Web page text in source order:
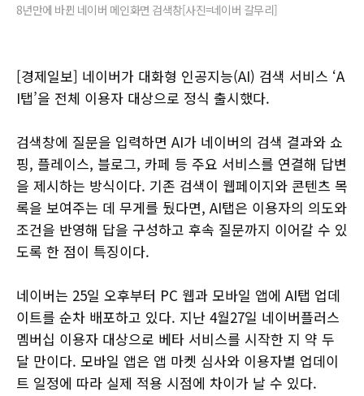
8년만에 바뀐 네이버 메인화면 검색창[사진=네이버 갈무리]
[경제일보] 네이버가 대화형 인공지능(AI) 검색 서비스 ‘A
I탭’을 전체 이용자 대상으로 정식 출시했다.
검색창에 질문을 입력하면 AI가 네이버의 검색 결과와 쇼
핑, 플레이스, 블로그, 카페 등 주요 서비스를 연결해 답변
을 제시하는 방식이다. 기존 검색이 웹페이지와 콘텐츠 목
록을 보여주는 데 무게를 뒀다면, AI탭은 이용자의 의도와
조건을 반영해 답을 구성하고 후속 질문까지 이어갈 수 있
도록 한 점이 특징이다.
네이버는 25일 오후부터 PC 웹과 모바일 앱에 AI탭 업데
이트를 순차 배포하고 있다. 지난 4월27일 네이버플러스
멤버십 이용자 대상으로 베타 서비스를 시작한 지 약 두
달 만이다. 모바일 앱은 앱 마켓 심사와 이용자별 업데이
트 일정에 따라 실제 적용 시점에 차이가 날 수 있다.